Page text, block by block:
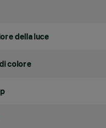
della luce
colore